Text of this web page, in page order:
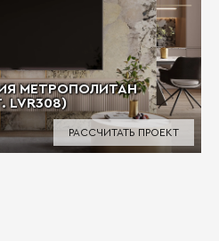
МЕТРОПОЛИТАН
LVR308)
РАССЧИТАТЬ ПРОЕКТ